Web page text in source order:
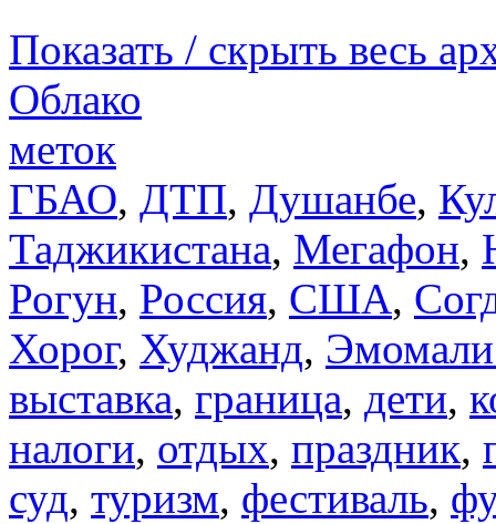
Показать / скрыть весь
Облако
меток
ГБАО, ДТП, Душанбе,
Таджикистана, Мегафон,
Рогун, Россия, США,
Хорог, Худжанд,
выставка, граница, дети,
налоги, отдых, праздник,
суд, туризм, фестиваль,